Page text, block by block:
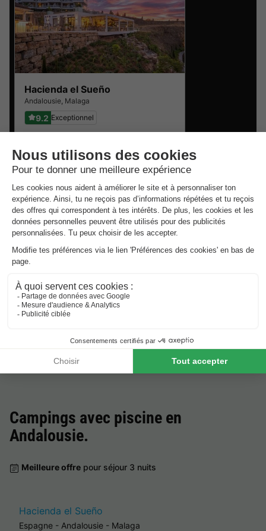
Hacienda el Sueño
Andalousie, Malaga
9.2 Exceptionnel
personnes
Du 8 au 9 févr., 1 nuit, à partir de
Campings pas chers enAndalousie.
Meilleure offre pour séjour 3 nuits
Andalousie-Malaga
Meilleure offre 327 €
Campings avec piscine en
Andalousie.
Meilleure offre pour séjour 3 nuits
Hacienda el Sueño
Espagne - Andalousie - Malaga